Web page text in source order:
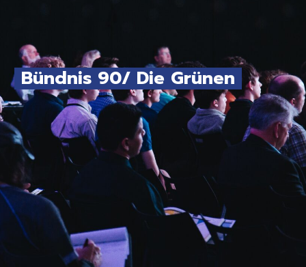
Bündnis 90/ Die Grünen